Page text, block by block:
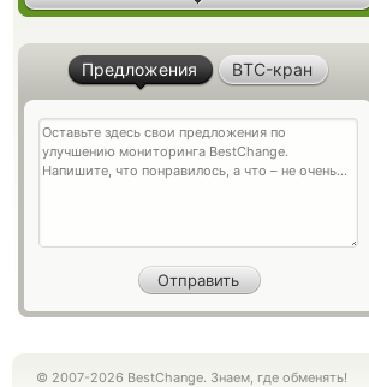
Предложения BTC-кран
© 2007-2026 BestChange. Знаем, где обменять!